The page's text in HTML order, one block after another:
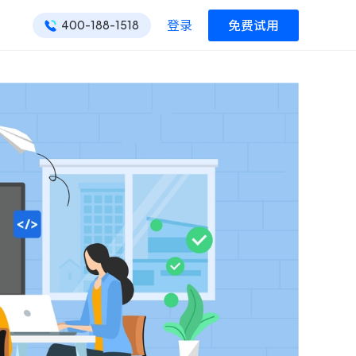
ONES 资讯
400-188-1518 登录 免费试用